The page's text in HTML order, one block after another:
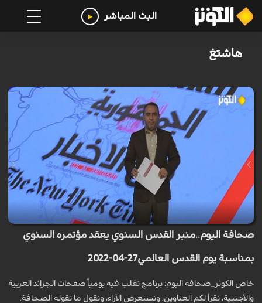
البث المباشر
هاشتغ
صحافة اليوم..منبر القدس السنوي يعقد مؤتمره السنوي
بمناسبة يوم القدس العالمي27-04-2022
خاص الكوثر_صحافة اليوم: برنامج نقلب فيه يومياً صفحات الجرائد العربية
والأجنبية، نقرأ لكم العناوين، ونستعرض الآراء، ونقول ما تقوله الصحافة.